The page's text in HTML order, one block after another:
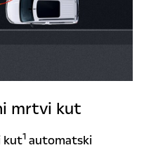
mrtvi kut
kut1automatski